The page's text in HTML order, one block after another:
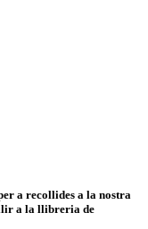
a recollides a la nostra
a la llibreria de